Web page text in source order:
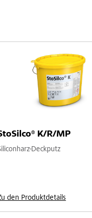
K/R/MP
Deckputz
den Produktdetails